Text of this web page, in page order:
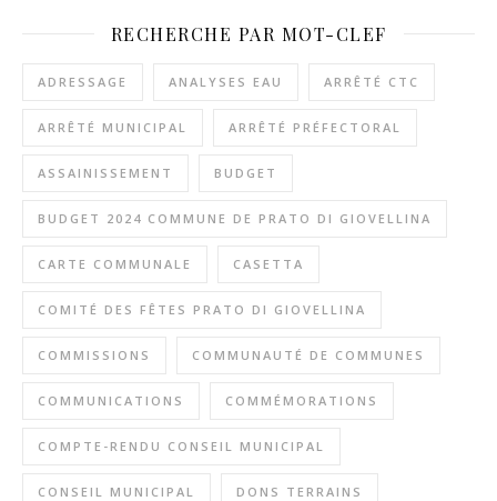
RECHERCHE PAR MOT-CLEF
ADRESSAGE ANALYSES EAU ARRÊTÉ CTC
ARRÊTÉ MUNICIPAL ARRÊTÉ PRÉFECTORAL
ASSAINISSEMENT BUDGET
BUDGET 2024 COMMUNE DE PRATO DI GIOVELLINA
CARTE COMMUNALE CASETTA
COMITÉ DES FÊTES PRATO DI GIOVELLINA
COMMISSIONS COMMUNAUTÉ DE COMMUNES
COMMUNICATIONS COMMÉMORATIONS
COMPTE-RENDU CONSEIL MUNICIPAL
CONSEIL MUNICIPAL DONS TERRAINS